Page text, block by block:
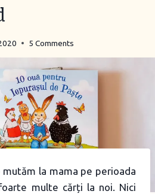
5 Comments
mutăm la mama pe perioada
multe cărți la noi. Nici